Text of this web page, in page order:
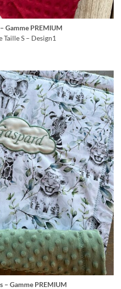
Gamme PREMIUM
S – Design1
– Gamme PREMIUM